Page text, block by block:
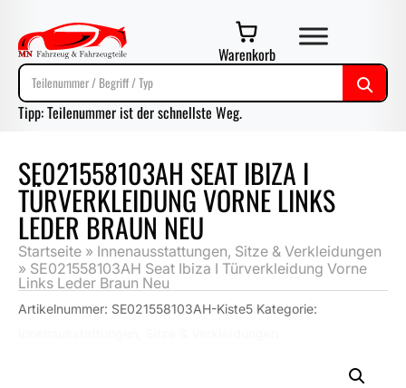
Warenkorb
Tipp: Teilenummer ist der schnellste Weg.
SE021558103AH SEAT IBIZA I
TÜRVERKLEIDUNG VORNE LINKS
LEDER BRAUN NEU
Startseite » Innenausstattungen, Sitze & Verkleidungen
» SE021558103AH Seat Ibiza I Türverkleidung Vorne
Links Leder Braun Neu
Artikelnummer: SE021558103AH-Kiste5 Kategorie: